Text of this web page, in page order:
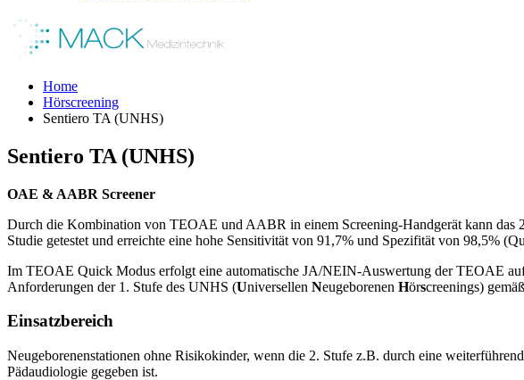
Home
Hörscreening
Sentiero TA (UNHS)
Sentiero TA (UNHS)
OAE & AABR Screener
Durch die Kombination von TEOAE und AABR in einem Screening-Handgerät kann das
Studie getestet und erreichte eine hohe Sensitivität von 91,7% und Spezifität von 98,5%
Im TEOAE Quick Modus erfolgt eine automatische JA/NEIN-Auswertung der TEOAE
Anforderungen der 1. Stufe des UNHS (Universellen Neugeborenen Hörscreenings)
Einsatzbereich
Neugeborenenstationen ohne Risikokinder, wenn die 2. Stufe z.B. durch eine
Pädaudiologie gegeben ist.